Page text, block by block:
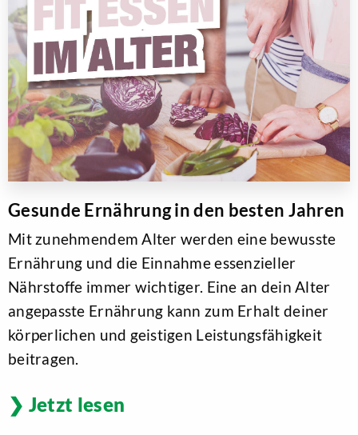
Gesunde Ernährung in den besten Jahren
Mit zunehmendem Alter werden eine bewusste
Ernährung und die Einnahme essenzieller
Nährstoffe immer wichtiger. Eine an dein Alter
angepasste Ernährung kann zum Erhalt deiner
körperlichen und geistigen Leistungsfähigkeit
beitragen.
Jetzt lesen